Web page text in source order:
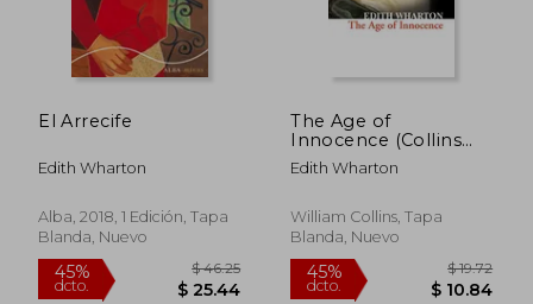
El Arrecife
Edith Wharton
Alba, 2018, 1 Edición, Tapa
Blanda, Nuevo
The Age of
Innocence (Collins
Classics)
Edith Wharton
William Collins, Tapa
Blanda, Nuevo